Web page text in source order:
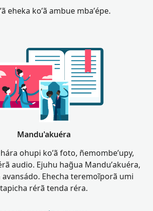
eheka ko’ã ambue mba’épe.
Mandu'akuéra
ohupi ko’ã foto, ñemombe’upy,
audio. Ejuhu hag̃ua Mandu’akuéra,
avansádo. Ehecha teremoĩporã umi
tapicha rérã tenda réra.